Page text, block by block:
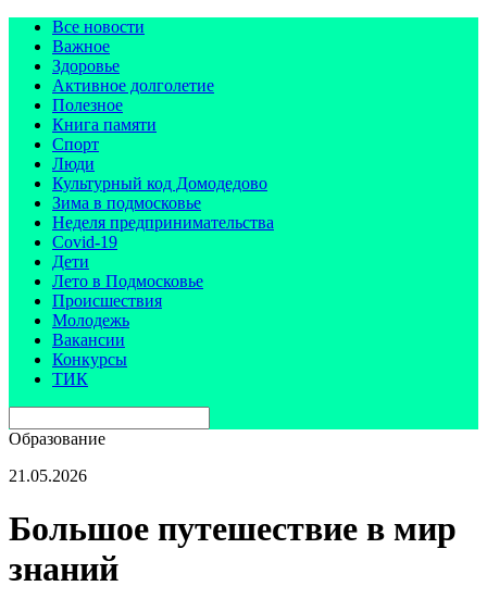
Все новости
Важное
Здоровье
Активное долголетие
Полезное
Книга памяти
Спорт
Люди
Культурный код Домодедово
Зима в подмосковье
Неделя предпринимательства
Covid-19
Дети
Лето в Подмосковье
Происшествия
Молодежь
Вакансии
Конкурсы
ТИК
Образование
21.05.2026
Большое путешествие в мир
знаний